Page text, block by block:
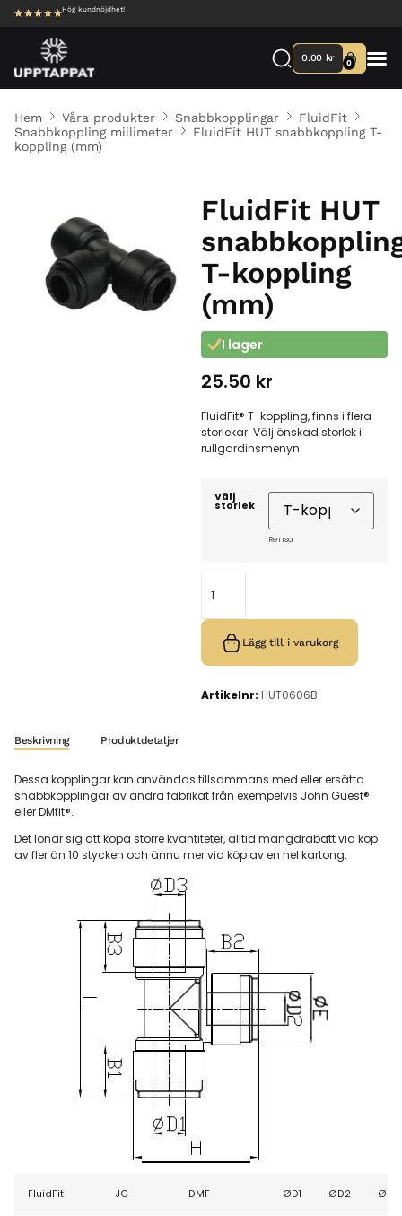
Hög kundnöjdhet!
0.00 kr 0
Hem Våra produkter Snabbkopplingar
FluidFit
Snabbkoppling millimeter
FluidFit HUT snabbkoppling T-
koppling (mm)
FluidFit HUT
T-koppling
(mm)
I lager
25.50 kr
FluidFit® T-koppling, finns i flera
storlekar. Välj önskad storlek i
rullgardinsmenyn.
Välj
storlek
Rensa
Lägg till i varukorg
Artikelnr: HUT0606B
Beskrivning Produktdetaljer
Dessa kopplingar kan användas tillsammans med eller ersätta
snabbkopplingar av andra fabrikat från exempelvis John Guest®
eller DMfit®.
Det lönar sig att köpa större kvantiteter, alltid mängdrabatt vid köp
av fler än 10 stycken och ännu mer vid köp av en hel kartong.
FluidFit JG DMF ØD1 ØD2 ØD3